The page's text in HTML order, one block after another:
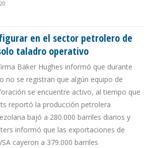
en el sector petrolero de
taladro operativo
Baker Hughes informó que durante
no se registran que algún equipo de
se encuentre activo, al tiempo que
reportó la producción petrolera
bajó a 280.000 barriles diarios y
informó que las exportaciones de
cayeron a 379.000 barriles